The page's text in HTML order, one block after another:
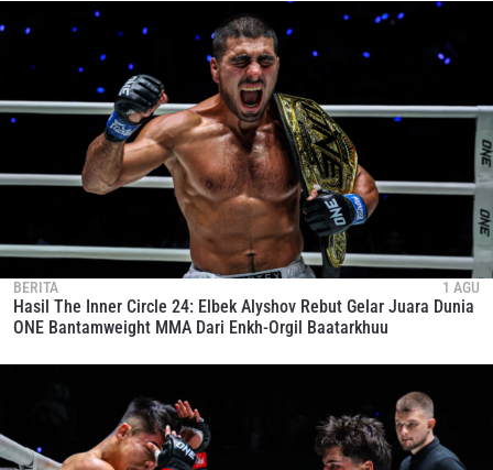
BERITA 1 AGU
Hasil The Inner Circle 24: Elbek Alyshov Rebut Gelar Juara Dunia
ONE Bantamweight MMA Dari Enkh-Orgil Baatarkhuu